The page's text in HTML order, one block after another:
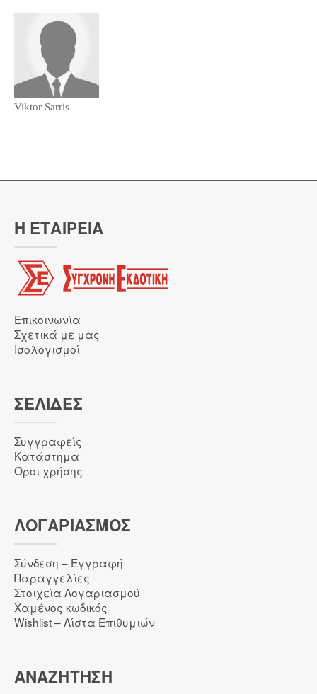
Viktor Sarris
Η ΕΤΑΙΡΕΙΑ
Επικοινωνία
Σχετικά με μας
Ισολογισμοί
ΣΕΛΙΔΕΣ
Συγγραφείς
Κατάστημα
Όροι χρήσης
ΛΟΓΑΡΙΑΣΜΌΣ
Σύνδεση – Εγγραφή
Παραγγελίες
Στοιχεία Λογαριασμού
Χαμένος κωδικός
Wishlist – Λίστα Επιθυμιών
ΑΝΑΖΉΤΗΣΗ